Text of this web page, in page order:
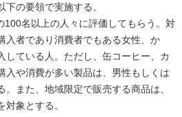
の要領で実施する。
名以上の人々に評価してもらう。対
入者であり消費者でもある女性、か
している人。ただし、缶コーヒー、カ
入や消費が多い製品は、男性もしくは
また、地域限定で販売する商品は、
象とする。